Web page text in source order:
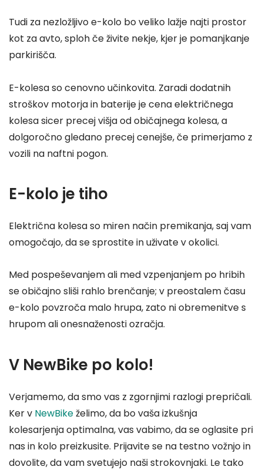
Tudi za nezložljivo e-kolo bo veliko lažje najti prostor
kot za avto, sploh če živite nekje, kjer je pomanjkanje
parkirišča.
E-kolesa so cenovno učinkovita. Zaradi dodatnih
stroškov motorja in baterije je cena električnega
kolesa sicer precej višja od običajnega kolesa, a
dolgoročno gledano precej cenejše, če primerjamo z
vozili na naftni pogon.
E-kolo je tiho
Električna kolesa so miren način premikanja, saj vam
omogočajo, da se sprostite in uživate v okolici.
Med pospeševanjem ali med vzpenjanjem po hribih
se običajno sliši rahlo brenčanje; v preostalem času
e-kolo povzroča malo hrupa, zato ni obremenitve s
hrupom ali onesnaženosti ozračja.
V NewBike po kolo!
Verjamemo, da smo vas z zgornjimi razlogi prepričali.
Ker v NewBikeželimo, da bo vaša izkušnja
kolesarjenja optimalna, vas vabimo, da se oglasite pri
nas in kolo preizkusite. Prijavite se na testno vožnjo in
dovolite, da vam svetujejo naši strokovnjaki. Le tako